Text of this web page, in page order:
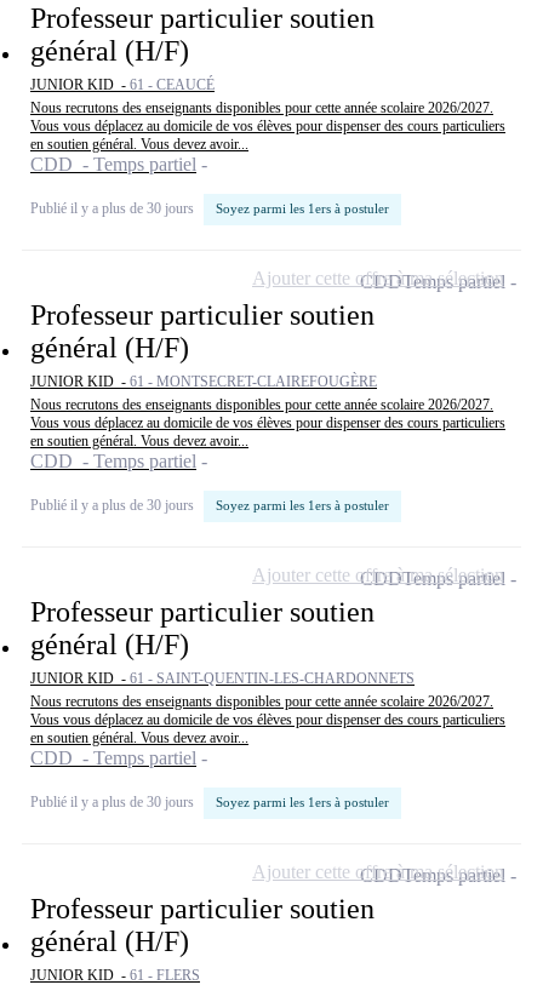
Professeur particulier soutien
général (H/F)
JUNIOR KID - 61 - CEAUCÉ
Nous recrutons des enseignants disponibles pour cette année scolaire 2026/2027.
Vous vous déplacez au domicile de vos élèves pour dispenser des cours particuliers
en soutien général. Vous devez avoir...
CDD - Temps partiel
Publié il y a plus de 30 jours Soyez parmi les 1ers à postuler
Professeur particulier soutien
général (H/F)
JUNIOR KID - 61 - MONTSECRET-CLAIREFOUGÈRE
Nous recrutons des enseignants disponibles pour cette année scolaire 2026/2027.
Vous vous déplacez au domicile de vos élèves pour dispenser des cours particuliers
en soutien général. Vous devez avoir...
CDD - Temps partiel
Publié il y a plus de 30 jours Soyez parmi les 1ers à postuler
CDDTemps partiel
Ajouter cette offre à ma sélection
Professeur particulier soutien
général (H/F)
JUNIOR KID - 61 - SAINT-QUENTIN-LES-CHARDONNETS
Nous recrutons des enseignants disponibles pour cette année scolaire 2026/2027.
Vous vous déplacez au domicile de vos élèves pour dispenser des cours particuliers
en soutien général. Vous devez avoir...
CDD - Temps partiel
Publié il y a plus de 30 jours Soyez parmi les 1ers à postuler
CDDTemps partiel
Ajouter cette offre à ma sélection
Professeur particulier soutien
général (H/F)
JUNIOR KID - 61 - FLERS
CDDTemps partiel
Ajouter cette offre à ma sélection